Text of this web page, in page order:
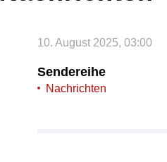
10. August 2025, 03:00
Sendereihe
Nachrichten